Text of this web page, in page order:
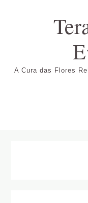
A Cura das Flores